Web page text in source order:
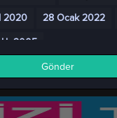
2020 28 Ocak 2022
2005
Gönder